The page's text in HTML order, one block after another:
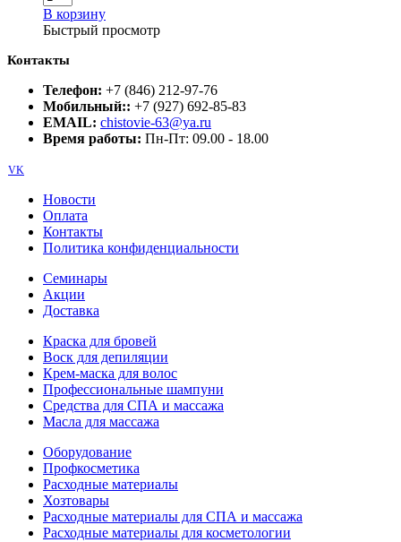
В корзину
Быстрый просмотр
Контакты
Телефон: +7 (846) 212-97-76
Мобильный:: +7 (927) 692-85-83
EMAIL: chistovie-63@ya.ru
Время работы: Пн-Пт: 09.00 - 18.00
VK
Новости
Оплата
Контакты
Политика конфиденциальности
Семинары
Акции
Доставка
Краска для бровей
Воск для депиляции
Крем-маска для волос
Профессиональные шампуни
Средства для СПА и массажа
Масла для массажа
Оборудование
Профкосметика
Расходные материалы
Хозтовары
Расходные материалы для СПА и массажа
Расходные материалы для косметологии